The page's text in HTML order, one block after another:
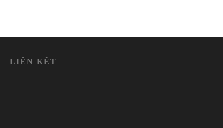
LIÊN KẾT